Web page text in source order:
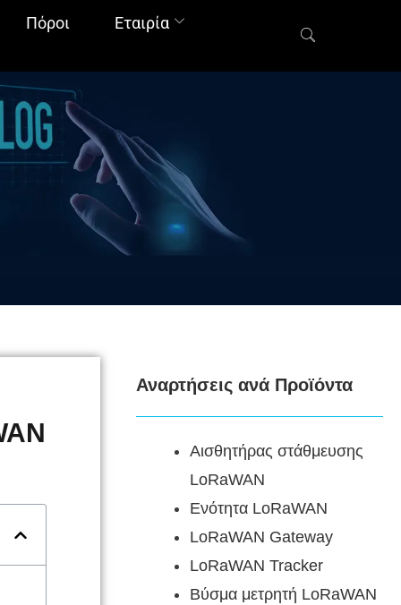
Πόροι
Εταιρία
Αναρτήσεις ανά Προϊόντα
Αισθητήρας στάθμευσης
LoRaWAN
Ενότητα LoRaWAN
LoRaWAN Gateway
LoRaWAN Tracker
Βύσμα μετρητή LoRaWAN